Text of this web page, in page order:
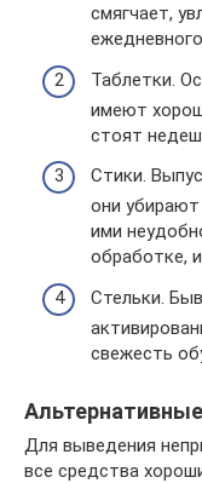
смягчает,
Таблетки.
имеют
стоят
Стики.
они убирают
ими
обработке,
Стельки.
свежесть
Для выведения
все средства